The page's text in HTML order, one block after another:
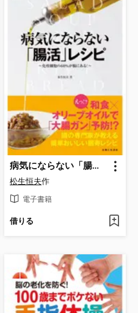
病気にならない「腸活」レシピ
松生恒夫作
電子書籍
借りる